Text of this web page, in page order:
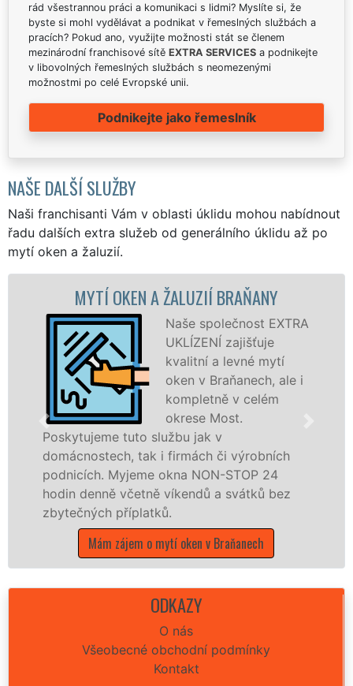
rád všestrannou práci a komunikaci s lidmi? Myslíte si, že
byste si mohl vydělávat a podnikat v řemeslných službách a
pracích? Pokud ano, využijte možnosti stát se členem
mezinárodní franchisové sítě EXTRA SERVICES a podnikejte
v libovolných řemeslných službách s neomezenými
možnostmi po celé Evropské unii.
Podnikejte jako řemeslník
NAŠE DALŠÍ SLUŽBY
Naši franchisanti Vám v oblasti úklidu mohou nabídnout
řadu dalších extra služeb od generálního úklidu až po
mytí oken a žaluzií.
A ŽALUZIÍ BRAŇANY
Naše společnost EXTRA
UKLÍZENÍ zajišťuje
kvalitní a levné mytí
oken v Braňanech, ale i
kompletně v celém
okrese Most.
službu jak v
tak i firmách či výrobních
okna NON-STOP 24
víkendů a svátků bez
o mytí oken v Braňanech
MYTÍ
po celém
franchisových
UKLÍZENÍ, a to
ODKAZY
O nás
Všeobecné obchodní podmínky